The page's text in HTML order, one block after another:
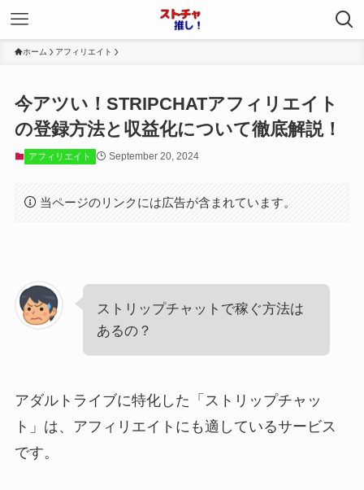
ホーム アフィリエイト
今アツい！STRIPCHATアフィリエイト
の登録方法と収益化について徹底解説！
アフィリエイト September 20, 2024
当ページのリンクには広告が含まれています。
ストリップチャットで稼ぐ方法は
あるの？
アダルトライブに特化した「ストリップチャッ
ト」は、アフィリエイトにも適しているサービス
です。